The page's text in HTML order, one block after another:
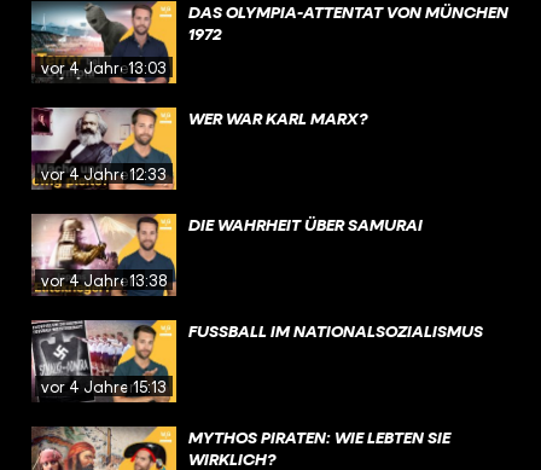
vor 4 Jahren13:03
DAS OLYMPIA-ATTENTAT VON MÜNCHEN
1972
vor 4 Jahren12:33
WER WAR KARL MARX?
vor 4 Jahren13:38
DIE WAHRHEIT ÜBER SAMURAI
vor 4 Jahren15:13
FUSSBALL IM NATIONALSOZIALISMUS
MYTHOS PIRATEN: WIE LEBTEN SIE
WIRKLICH?